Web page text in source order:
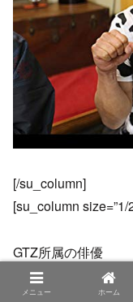
[/su_column]
[su_column size=”1/
GTZ所属の俳優
1962年12月3日生
メニュー ホーム